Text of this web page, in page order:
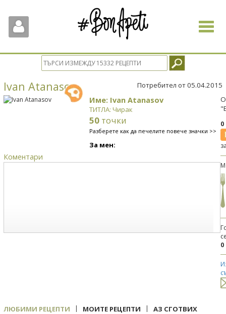
Toggle
Ivan Atanasov Потребител от 05.04.2015
Име: Ivan Atanasov
ТИТЛА: Чирак
50 точки
Разберете как да печелите повече значки >>
За мен:
Коментари
0
ЛЮБИМИ РЕЦЕПТИ | МОИТЕ РЕЦЕПТИ | АЗ СГОТВИХ